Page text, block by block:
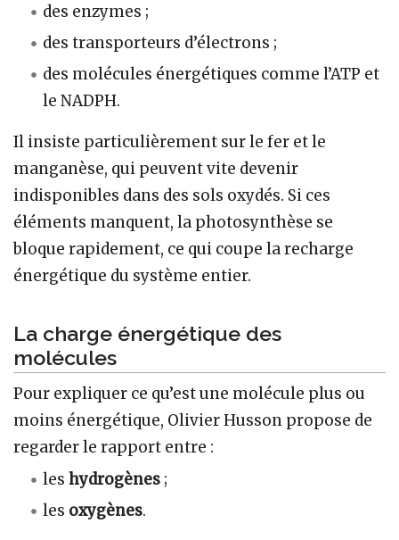
des enzymes ;
des transporteurs d’électrons ;
des molécules énergétiques comme l’ATP et
le NADPH.
Il insiste particulièrement sur le fer et le
manganèse, qui peuvent vite devenir
indisponibles dans des sols oxydés. Si ces
éléments manquent, la photosynthèse se
bloque rapidement, ce qui coupe la recharge
énergétique du système entier.
La charge énergétique des
molécules
Pour expliquer ce qu’est une molécule plus ou
moins énergétique, Olivier Husson propose de
regarder le rapport entre :
leshydrogènes ;
les oxygènes.